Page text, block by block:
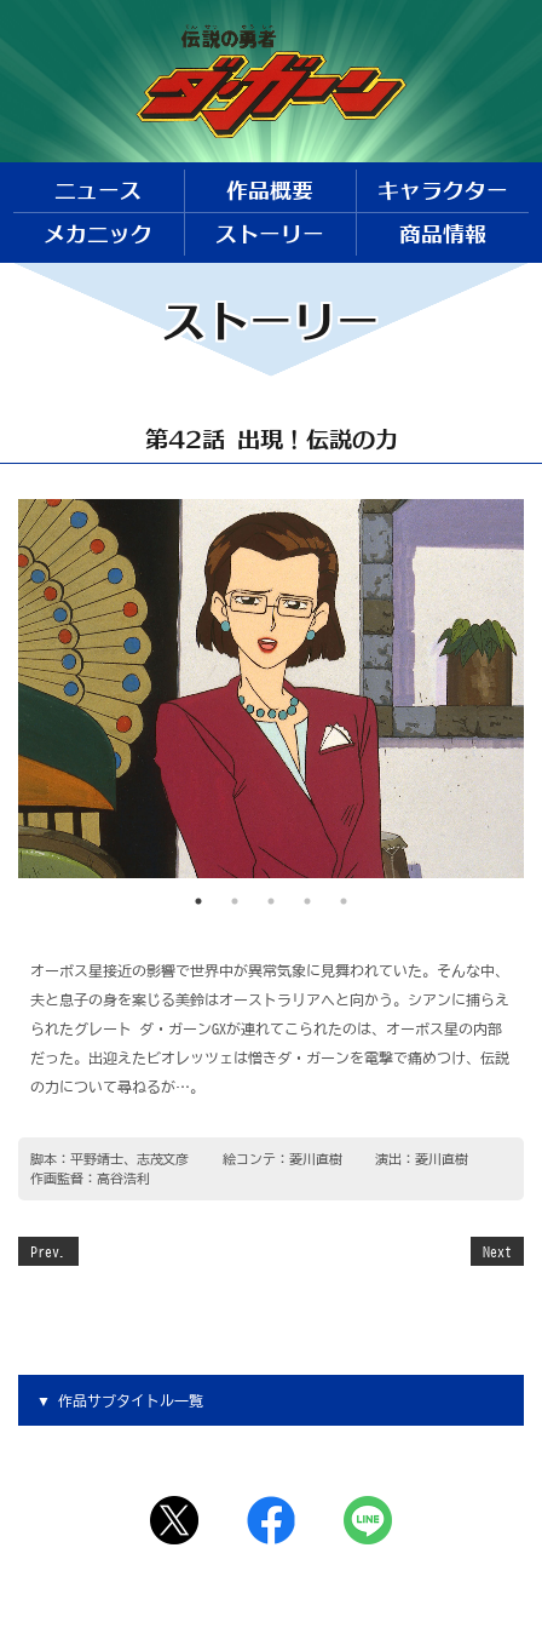
ニュース 作品概要
キャラクター
メカニック
ストーリー 商品情報
ストーリー
第42話 出現！伝説の力
オーボス星接近の影響で世界中が異常気象に見舞われていた。そんな中、
夫と息子の身を案じる美鈴はオーストラリアへと向かう。シアンに捕らえ
られたグレート ダ・ガーンGXが連れてこられたのは、オーボス星の内部
だった。出迎えたビオレッツェは憎きダ・ガーンを電撃で痛めつけ、伝説
の力について尋ねるが…。
脚本：平野靖士、志茂文彦 絵コンテ：菱川直樹
演出：菱川直樹
作画監督：高谷浩利
Prev. Next
作品サブタイトル一覧